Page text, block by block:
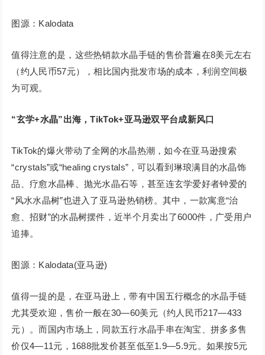
图源：Kalodata
值得注意的是，这些热销款水晶手链的售价普遍在8美元左右
（约人民币57元），相比国内批发市场的成本，利润空间极
为可观。
“玄学+水晶”出海，TikTok+亚马逊双平台成新风口
TikTok的爆火带动了全网的水晶热潮，如今在亚马逊搜索
“crystals”或“healing crystals”，可以看到琳琅满目的水晶饰
品、疗愈水晶棒、抛光水晶石等，甚至连玄学爱好者钟爱的
“风水水晶树”也进入了亚马逊热销榜。其中，一款寓意“治
愈、招财”的水晶树摆件，近半个月卖出了6000件，广受用户
追捧。
图源：Kalodata(亚马逊)
值得一提的是，在亚马逊上，带有中国五行概念的水晶手链
尤其受欢迎，售价一般在30—60美元（约人民币217—433
元）。而国内市场上，同款五行水晶手串在淘宝、拼多多售
价仅4—11元，1688批发价甚至低至1.9—5.9元。如果按5元